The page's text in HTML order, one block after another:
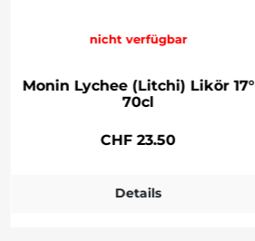
nicht verfügbar
Monin Lychee (Litchi) Likör 17°
70cl
CHF 23.50
Details